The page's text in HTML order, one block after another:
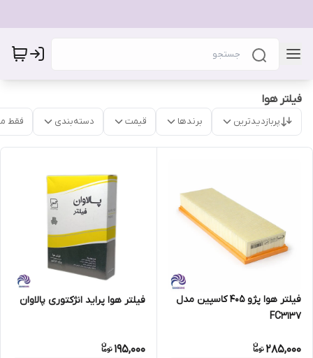
فیلتر هوا
پربازدیدترین برندها قیمت دسته‌بندی فقط
فیلتر هوا پژو 405 کاسپین مدل
FC3137
285,000
فیلتر هوا پراید انژکتوری پالاوان
195,000